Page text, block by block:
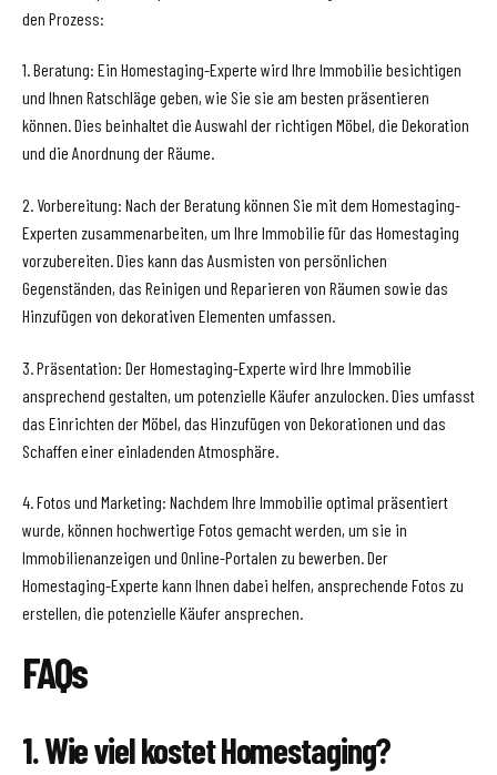
den Prozess:
1. Beratung: Ein Homestaging-Experte wird Ihre Immobilie besichtigen
und Ihnen Ratschläge geben, wie Sie sie am besten präsentieren
können. Dies beinhaltet die Auswahl der richtigen Möbel, die Dekoration
und die Anordnung der Räume.
2. Vorbereitung: Nach der Beratung können Sie mit dem Homestaging-
Experten zusammenarbeiten, um Ihre Immobilie für das Homestaging
vorzubereiten. Dies kann das Ausmisten von persönlichen
Gegenständen, das Reinigen und Reparieren von Räumen sowie das
Hinzufügen von dekorativen Elementen umfassen.
3. Präsentation: Der Homestaging-Experte wird Ihre Immobilie
ansprechend gestalten, um potenzielle Käufer anzulocken. Dies umfasst
das Einrichten der Möbel, das Hinzufügen von Dekorationen und das
Schaffen einer einladenden Atmosphäre.
4. Fotos und Marketing: Nachdem Ihre Immobilie optimal präsentiert
wurde, können hochwertige Fotos gemacht werden, um sie in
Immobilienanzeigen und Online-Portalen zu bewerben. Der
Homestaging-Experte kann Ihnen dabei helfen, ansprechende Fotos zu
erstellen, die potenzielle Käufer ansprechen.
FAQs
1. Wie viel kostet Homestaging?